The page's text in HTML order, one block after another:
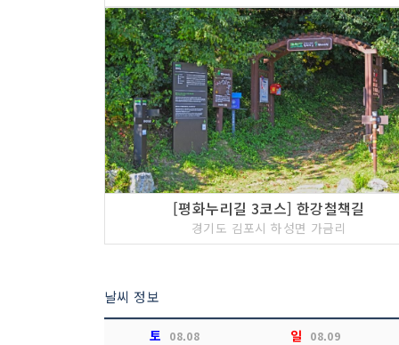
[평화누리길 3코스] 한강철책길
경기도 김포시 하성면 가금리
날씨 정보
토 08.08 일 08.09